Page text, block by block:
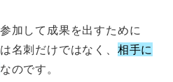
加して成果を出すために
名刺だけではなく、 相手に
なのです。